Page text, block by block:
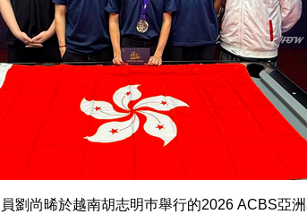
劉尚晞於越南胡志明巿舉行的2026 ACBS亞